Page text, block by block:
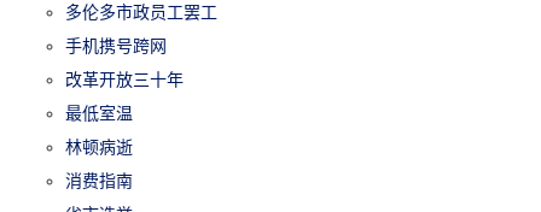
多伦多市政员工罢工
手机携号跨网
改革开放三十年
最低室温
林顿病逝
消费指南